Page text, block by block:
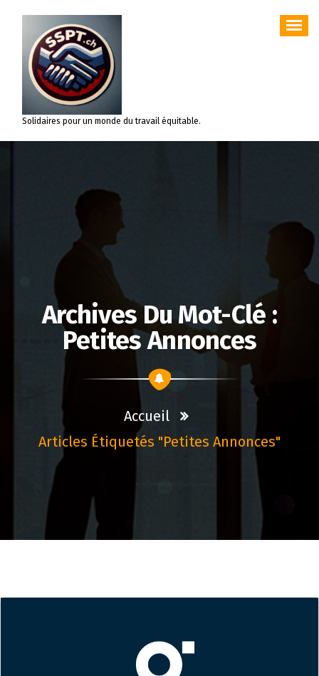
contenu
Solidaires pour un monde du travail équitable.
Archives Du Mot-Clé :
Petites Annonces
Accueil
Articles Étiquetés "petites Annonces"